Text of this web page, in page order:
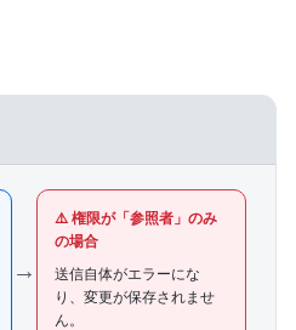
→
⚠️ 権限が「参照者」のみ
の場合
送信自体がエラーにな
り、変更が保存されませ
ん。